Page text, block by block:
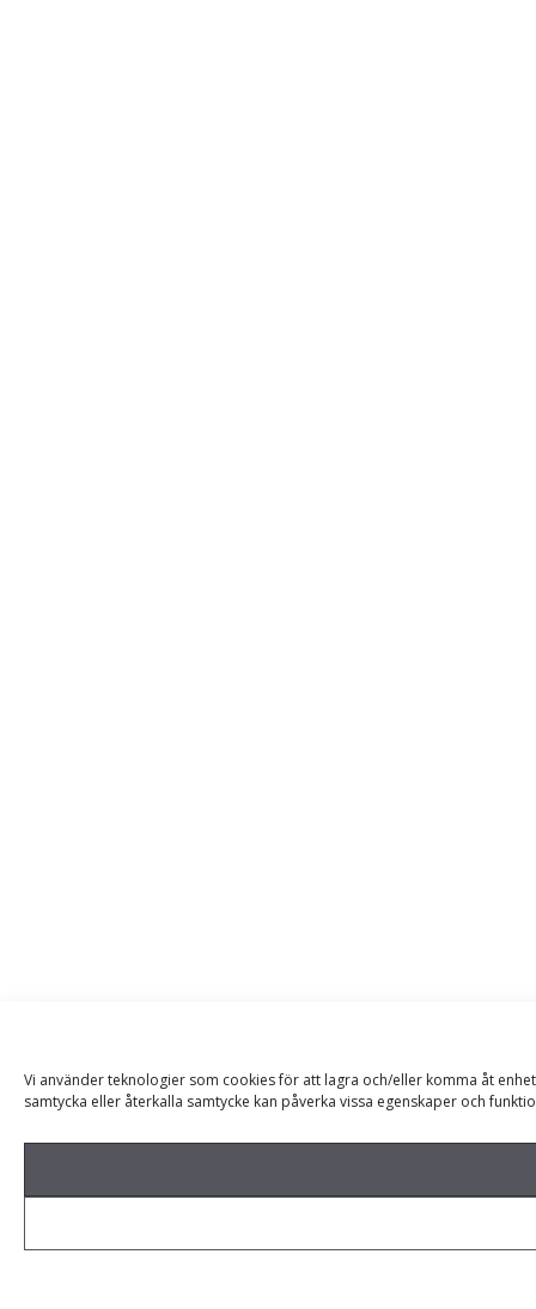
Vi använder teknologier som cookies för att lagra och/eller komma åt
samtycka eller återkalla samtycke kan påverka vissa egenskaper och